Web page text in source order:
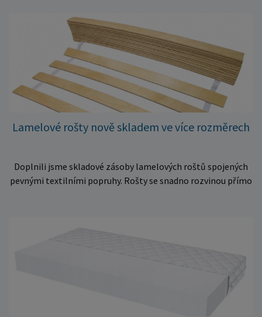
Lamelové rošty nově skladem ve více rozměrech
Doplnili jsme skladové zásoby lamelových roštů spojených
pevnými textilními popruhy. Rošty se snadno rozvinou přímo
množství kusů, proto můžeme objednávky rychle expedovat.
Vyberte si vhodný rozměr a dopřejte své matraci kvalitní
podklad za výhodnou cenu.